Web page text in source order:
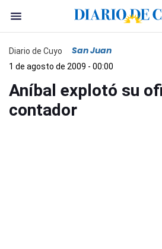
Diario de Cuyo San Juan
1 de agosto de 2009 - 00:00
Aníbal explotó su
contador